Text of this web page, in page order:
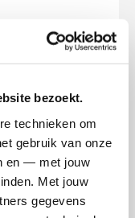
bezoekt.
technieken om
gebruik van onze
en — met jouw
Met jouw
gegevens